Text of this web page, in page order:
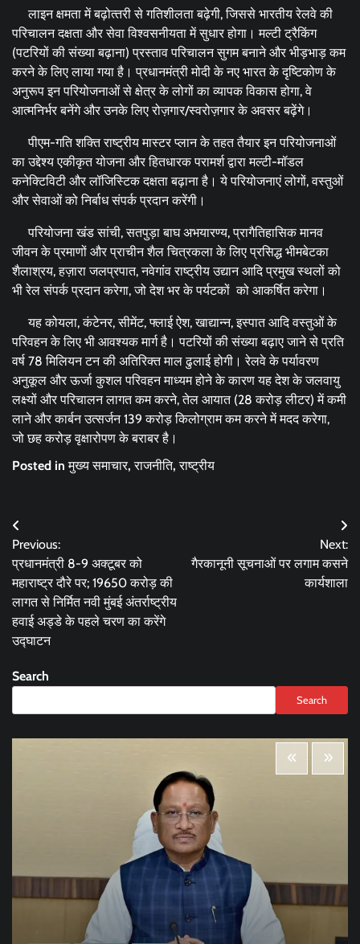
लाइन क्षमता में बढ़ोत्‍तरी से गतिशीलता बढ़ेगी, जिससे भारतीय रेलवे की
परिचालन दक्षता और सेवा विश्वसनीयता में सुधार होगा। मल्‍टी ट्रैकिंग
(पटरियों की संख्या बढ़ाना) प्रस्ताव परिचालन सुगम बनाने और भीड़भाड़ कम
करने के लिए लाया गया है। प्रधानमंत्री मोदी के नए भारत के दृष्टिकोण के
अनुरूप इन परियोजनाओं से क्षेत्र के लोगों का व्यापक विकास होगा, वे
आत्मनिर्भर बनेंगे और उनके लिए रोज़गार/स्वरोज़गार के अवसर बढ़ेंगे।
पीएम-गति शक्ति राष्ट्रीय मास्टर प्लान के तहत तैयार इन परियोजनाओं
का उद्देश्य एकीकृत योजना और हितधारक परामर्श द्वारा मल्टी-मॉडल
कनेक्टिविटी और लॉजिस्टिक दक्षता बढ़ाना है। ये परियोजनाएं लोगों, वस्तुओं
और सेवाओं को निर्बाध संपर्क प्रदान करेंगी।
परियोजना खंड सांची, सतपुड़ा बाघ अभयारण्य, प्रागैतिहासिक मानव
जीवन के प्रमाणों और प्राचीन शैल चित्रकला के लिए प्रसिद्ध भीमबेटका
शैलाश्रय, हज़ारा जलप्रपात, नवेगांव राष्ट्रीय उद्यान आदि प्रमुख स्थलों को
भी रेल संपर्क प्रदान करेगा, जो देश भर के पर्यटकों को आकर्षित करेगा।
यह कोयला, कंटेनर, सीमेंट, फ्लाई ऐश, खाद्यान्न, इस्पात आदि वस्तुओं के
परिवहन के लिए भी आवश्यक मार्ग है। पटरियों की संख्या बढ़ाए जाने से प्रति
वर्ष 78 मिलियन टन की अतिरिक्त माल ढुलाई होगी। रेलवे के पर्यावरण
अनुकूल और ऊर्जा कुशल परिवहन माध्यम होने के कारण यह देश के जलवायु
लक्ष्यों और परिचालन लागत कम करने, तेल आयात (28 करोड़ लीटर) में कमी
लाने और कार्बन उत्सर्जन 139 करोड़ किलोग्राम कम करने में मदद करेगा,
जो छह करोड़ वृक्षारोपण के बराबर है।
Posted inमुख्य समाचार,राजनीति,राष्ट्रीय
Post
navigation
Previous:
प्रधानमंत्री 8-9 अक्टूबर को
महाराष्ट्र दौरे पर; 19650 करोड़ की
लागत से निर्मित नवी मुंबई अंतर्राष्ट्रीय
हवाई अड्डे के पहले चरण का करेंगे
उद्घाटन
Next:
गैरकानूनी सूचनाओं पर लगाम कसने
कार्यशाला
Search
Search